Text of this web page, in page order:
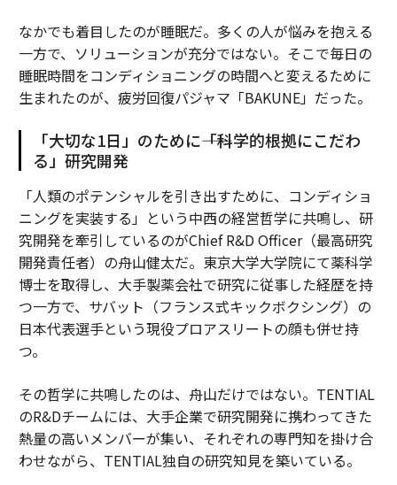
なかでも着目したのが睡眠だ。多くの人が悩みを抱える
一方で、ソリューションが充分ではない。そこで毎日の
睡眠時間をコンディショニングの時間へと変えるために
生まれたのが、疲労回復パジャマ「BAKUNE」だった。
「大切な1日」のために――「科学的根拠にこだわ
る」研究開発
「人類のポテンシャルを引き出すために、コンディショ
ニングを実装する」という中西の経営哲学に共鳴し、研
究開発を牽引しているのがChief R&D Officer（最高研究
開発責任者）の舟山健太だ。東京大学大学院にて薬科学
博士を取得し、大手製薬会社で研究に従事した経歴を持
つ一方で、サバット（フランス式キックボクシング）の
日本代表選手という現役プロアスリートの顔も併せ持
つ。
その哲学に共鳴したのは、舟山だけではない。TENTIAL
のR&Dチームには、大手企業で研究開発に携わってきた
熱量の高いメンバーが集い、それぞれの専門知を掛け合
わせながら、TENTIAL独自の研究知見を築いている。